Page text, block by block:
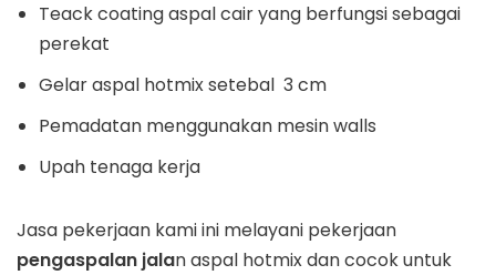
Teack coating aspal cair yang berfungsi sebagai
perekat
Gelar aspal hotmix setebal 3 cm
Pemadatan menggunakan mesin walls
Upah tenaga kerja
Jasa pekerjaan kami ini melayani pekerjaan
pengaspalan jalan aspal hotmix dan cocok untuk